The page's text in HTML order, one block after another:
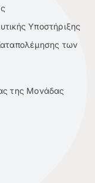
Υποστήριξης
των
της Μονάδας